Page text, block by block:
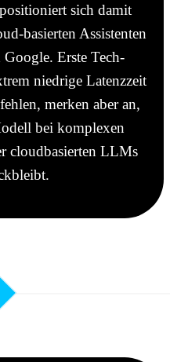
sich damit
basierten Assistenten
Erste Tech-
niedrige Latenzzeit
merken aber an,
bei komplexen
cloudbasierten LLMs